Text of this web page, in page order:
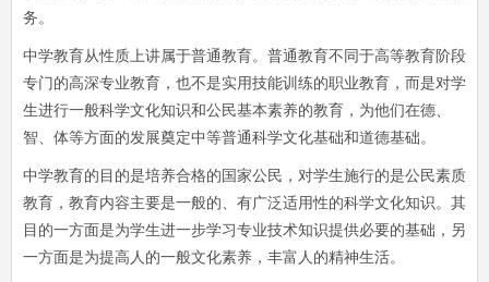
务。
中学教育从性质上讲属于普通教育。普通教育不同于高等教育阶段
专门的高深专业教育，也不是实用技能训练的职业教育，而是对学
生进行一般科学文化知识和公民基本素养的教育，为他们在德、
智、体等方面的发展奠定中等普通科学文化基础和道德基础。
中学教育的目的是培养合格的国家公民，对学生施行的是公民素质
教育，教育内容主要是一般的、有广泛适用性的科学文化知识。其
目的一方面是为学生进一步学习专业技术知识提供必要的基础，另
一方面是为提高人的一般文化素养，丰富人的精神生活。